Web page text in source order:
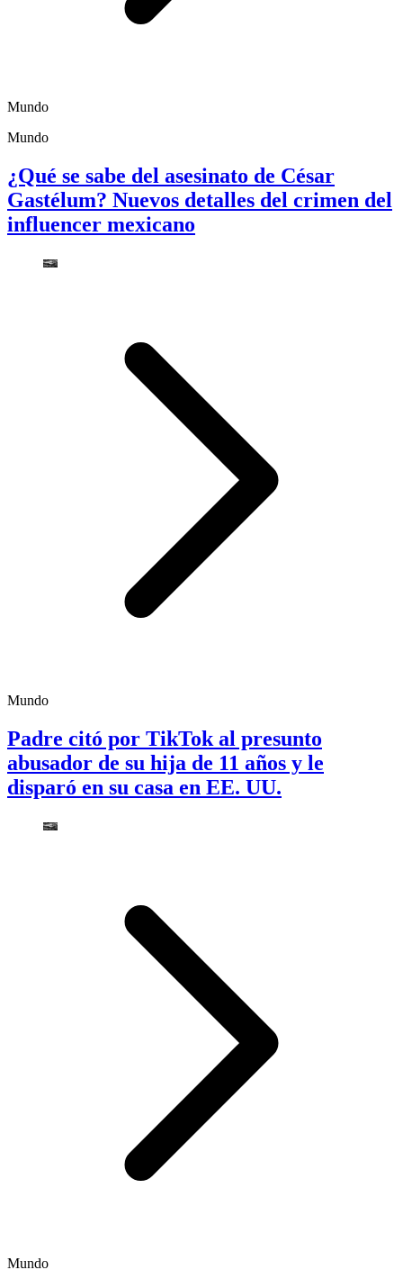
Mundo
Mundo
¿Qué se sabe del asesinato de César
Gastélum? Nuevos detalles del crimen del
influencer mexicano
Mundo
Padre citó por TikTok al presunto
abusador de su hija de 11 años y le
disparó en su casa en EE. UU.
Mundo